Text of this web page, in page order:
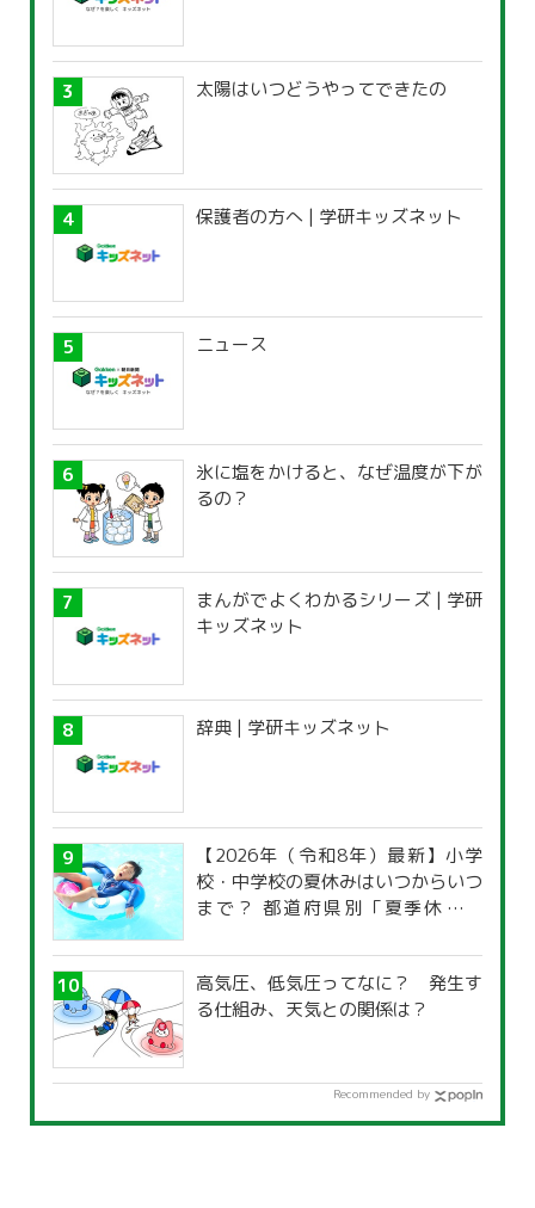
太陽はいつどうやってできたの
保護者の方へ | 学研キッズネット
ニュース
氷に塩をかけると、なぜ温度が下が
るの？
まんがでよくわかるシリーズ | 学研
キッズネット
辞典 | 学研キッズネット
【2026年（令和8年）最新】小学
校・中学校の夏休みはいつからいつ
まで？ 都道府県別「夏季休暇一
高気圧、低気圧ってなに？ 発生す
る仕組み、天気との関係は？
Recommended by